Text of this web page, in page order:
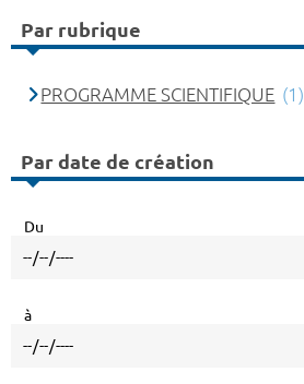
Par rubrique
PROGRAMME SCIENTIFIQUE (1)
Par date de création
Du
à